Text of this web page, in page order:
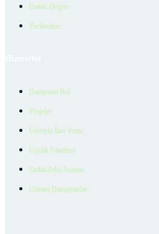
Emlak Değeri
Verilerimiz
Danışman Bul
Projeler
Ücretsiz İlan Verin
Üyelik Paketleri
EmlakZeka Asistan
Uzman Danışmanlar